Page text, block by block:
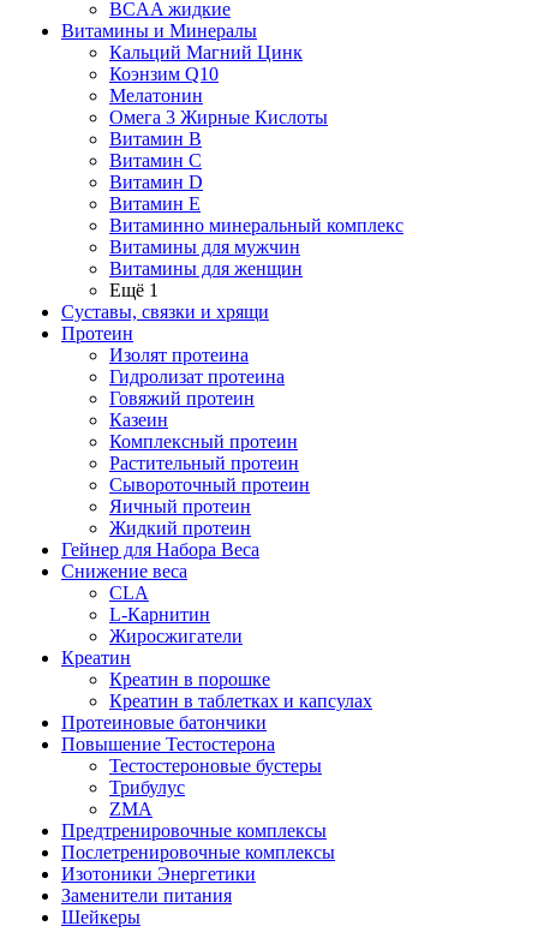
BCAA жидкие
Витамины и Минералы
Кальций Магний Цинк
Коэнзим Q10
Мелатонин
Омега 3 Жирные Кислоты
Витамин B
Витамин C
Витамин D
Витамин E
Витаминно минеральный комплекс
Витамины для мужчин
Витамины для женщин
Ещё 1
Суставы, связки и хрящи
Протеин
Изолят протеина
Гидролизат протеина
Говяжий протеин
Казеин
Комплексный протеин
Растительный протеин
Сывороточный протеин
Яичный протеин
Жидкий протеин
Гейнер для Набора Веса
Снижение веса
CLA
L-Карнитин
Жиросжигатели
Креатин
Креатин в порошке
Креатин в таблетках и капсулах
Протеиновые батончики
Повышение Тестостерона
Тестостероновые бустеры
Трибулус
ZMA
Предтренировочные комплексы
Послетренировочные комплексы
Изотоники Энергетики
Заменители питания
Шейкеры